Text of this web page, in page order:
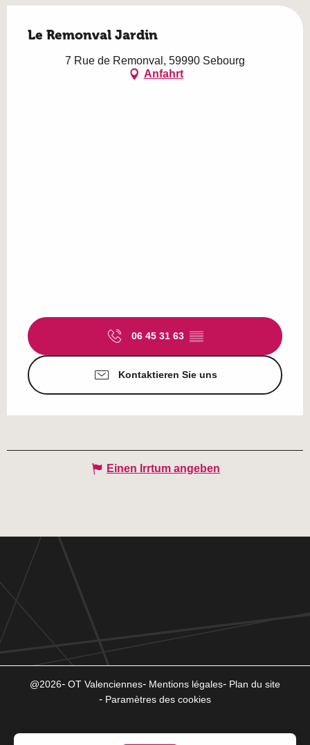
Le Remonval Jardin
7 Rue de Remonval, 59990 Sebourg
Anfahrt
06 45 31 63 ▒▒
Kontaktieren Sie uns
Einen Irrtum angeben
@2026 OT Valenciennes Mentions légales
Plan du site
Paramètres des cookies